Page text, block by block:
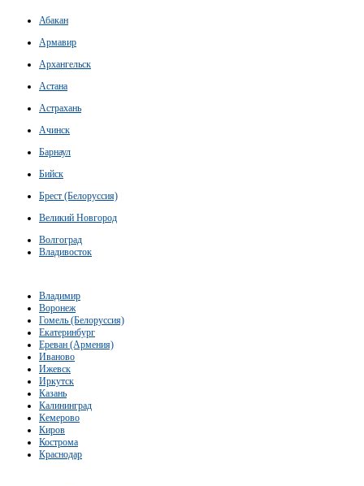
Абакан
Армавир
Архангельск
Астана
Астрахань
Ачинск
Барнаул
Бийск
Брест (Белоруссия)
Великий Новгород
Волгоград
Владивосток
Владимир
Воронеж
Гомель (Белоруссия)
Екатеринбург
Ереван (Армения)
Иваново
Ижевск
Иркутск
Казань
Калининград
Кемерово
Киров
Кострома
Краснодар